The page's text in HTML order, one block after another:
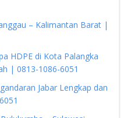
– Kalimantan Barat |
HDPE di Kota Palangka
| 0813-1086-6051
Jabar Lengkap dan